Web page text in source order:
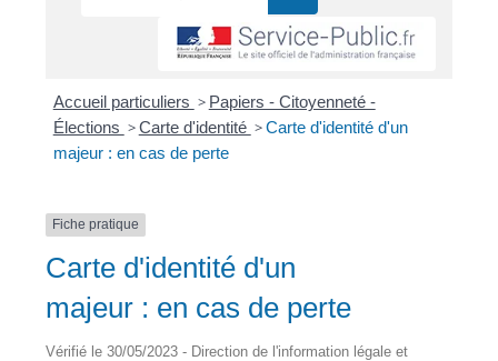
Accueil particuliers > Papiers - Citoyenneté -
Élections >Carte d'identité >Carte d'identité d'un
majeur : en cas de perte
Fiche pratique
Carte d'identité d'un
majeur : en cas de perte
Vérifié le 30/05/2023 - Direction de l'information légale et